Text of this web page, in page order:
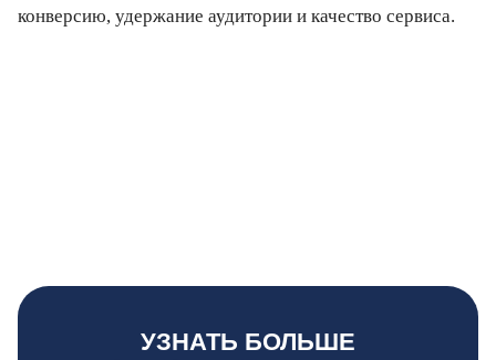
конверсию, удержание аудитории и качество сервиса.
УЗНАТЬ БОЛЬШЕ